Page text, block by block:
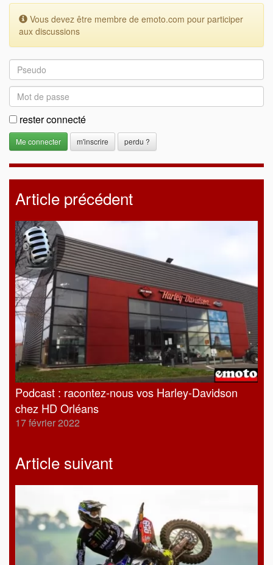
Vous devez être membre de emoto.com pour participer
aux discussions
rester connecté
m'inscrire perdu ?
Article précédent
Podcast : racontez-nous vos Harley-Davidson
chez HD Orléans
17 février 2022
Article suivant